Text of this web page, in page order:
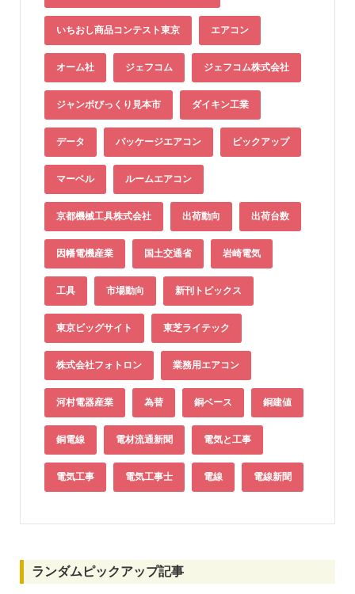
いちおし商品コンテスト東京 エアコン
オーム社 ジェフコム ジェフコム株式会社
ジャンボびっくり見本市 ダイキン工業
データ パッケージエアコン ピックアップ
マーベル ルームエアコン
京都機械工具株式会社 出荷動向 出荷台数
因幡電機産業 国土交通省 岩崎電気
工具 市場動向 新刊トピックス
東京ビッグサイト 東芝ライテック
株式会社フォトロン 業務用エアコン
河村電器産業 為替 銅ベース 銅建値
銅電線 電材流通新聞 電気と工事
電気工事 電気工事士 電線 電線新聞
ランダムピックアップ記事